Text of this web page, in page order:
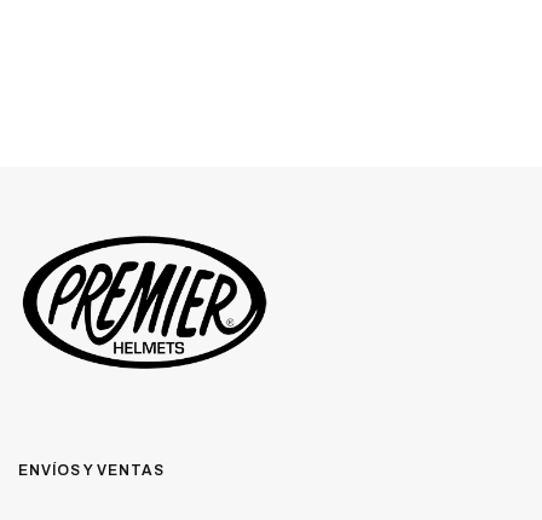
ENVÍOS Y VENTAS